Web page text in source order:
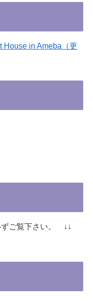
House in Ameba（更
ずご覧下さい。 ↓↓